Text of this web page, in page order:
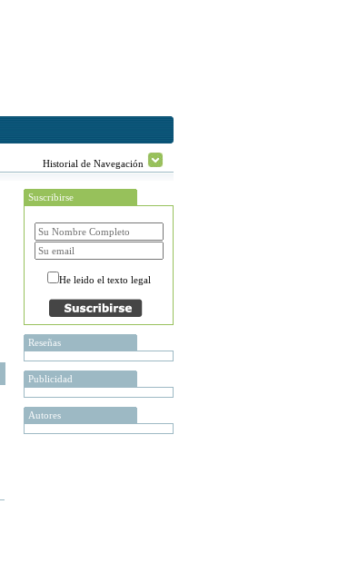
Historial de Navegación
Suscribirse
He leido el texto legal
Reseñas
Publicidad
Autores